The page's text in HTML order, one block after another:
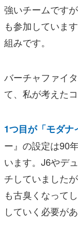
強いチームです
も参加していま
組みです。
バーチャファイ
て、私が考えた
1つ目が「モダナ
ー』の設定は90
います。J6やデ
チしていました
も古臭くなって
していく必要が